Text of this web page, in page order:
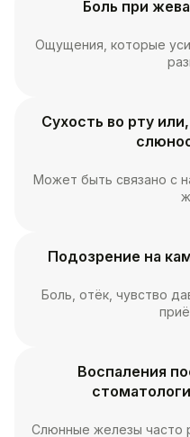
Боль при
Ощущения, которые
Сухость во рту
Может быть связано с
Подозрение на
Боль, отёк, чувство
Воспаления
Слюнные железы часто